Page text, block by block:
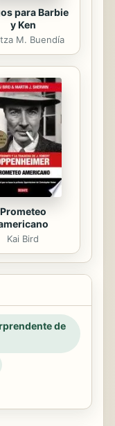
para Barbie
y Ken
M. Buendía
Prometeo
Kai Bird
de